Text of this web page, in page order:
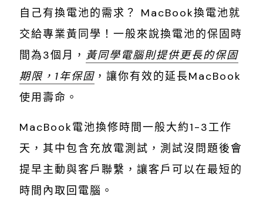
自己有換電池的需求？ MacBook換電池就
交給專業黃同學！一般來說換電池的保固時
間為3個月， 黃同學電腦則提供更長的保固
期限，1年保固 ，讓你有效的延長MacBook
使用壽命。
MacBook電池換修時間一般大約1-3工作
天，其中包含充放電測試，測試沒問題後會
提早主動與客戶聯繫，讓客戶可以在最短的
時間內取回電腦。